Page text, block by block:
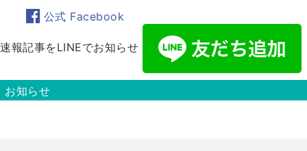
公式 Facebook
速報記事をLINEでお知らせ
お知らせ